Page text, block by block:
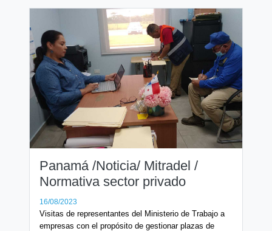
Panamá /Noticia/ Mitradel /
Normativa sector privado
16/08/2023
Visitas de representantes del Ministerio de Trabajo a
empresas con el propósito de gestionar plazas de